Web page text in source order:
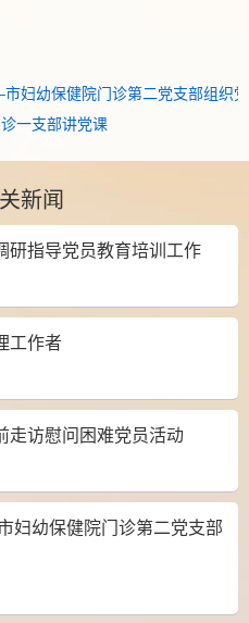
能量——市妇幼保健院门诊第二党支部组
一支部讲党课
新闻
研指导党员教育培训工作
工作者
走访慰问困难党员活动
幼保健院门诊第二党支部